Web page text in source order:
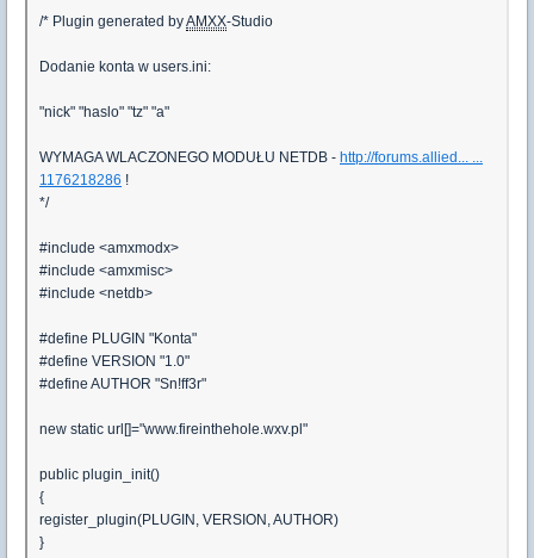
/* Plugin generated byAMXX-Studio
Dodanie konta w users.ini:
"nick" "haslo" "tz" "a"
WYMAGA WLACZONEGO MODUŁU NETDB - http://forums.allied... ...
1176218286 !
*/
#include <amxmodx>
#include <amxmisc>
#include <netdb>
#define PLUGIN "Konta"
#define VERSION "1.0"
#define AUTHOR "Sn!ff3r"
new static url[]="www.fireinthehole.wxv.pl"
public plugin_init()
{
register_plugin(PLUGIN, VERSION, AUTHOR)
}